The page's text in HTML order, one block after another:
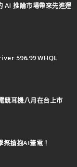
AI 推論市場帶來先進運
596.99 WHQL
耳機八月在台上市
搶抱AI筆電！